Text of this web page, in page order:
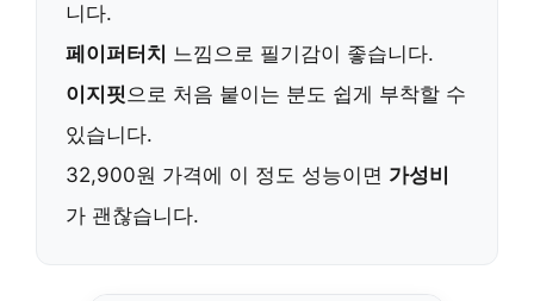
니다.
페이퍼터치 느낌으로 필기감이 좋습니다.
이지핏으로 처음 붙이는 분도 쉽게 부착할 수
있습니다.
32,900원 가격에 이 정도 성능이면 가성비
가 괜찮습니다.